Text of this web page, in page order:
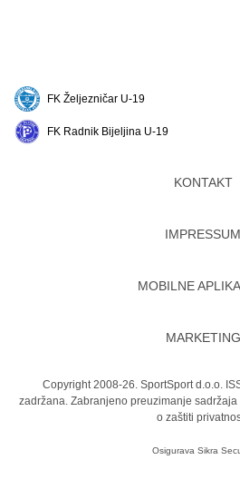
FK Željezničar U-19
FK Radnik Bijeljina U-19
KONTAKT
IMPRESSUM
MOBILNE
MARKETING
Copyright 2008-26. SportSport d.o.o.
zadržana. Zabranjeno preuzimanje
o zaštiti
Osigurava Sikra